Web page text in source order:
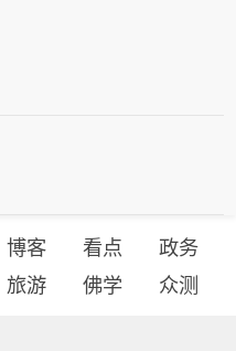
博客 看点
政务
旅游 佛学 众测